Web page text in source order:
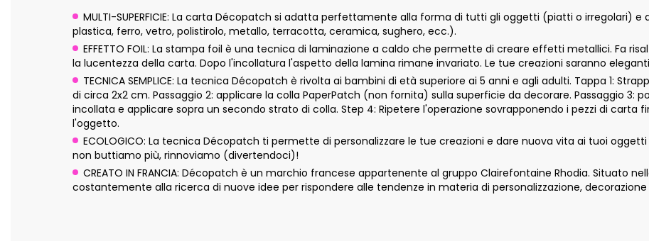
MULTI-SUPERFICIE: La carta Décopatch si adatta perfettamente alla forma di tutti gli oggetti (piatti o irregolari)
plastica, ferro, vetro, polistirolo, metallo, terracotta, ceramica, sughero, ecc.).
EFFETTO FOIL: La stampa foil è una tecnica di laminazione a caldo che permette di creare effetti metallici. Fa
la lucentezza della carta. Dopo l'incollatura l'aspetto della lamina rimane invariato. Le tue creazioni saranno
TECNICA SEMPLICE: La tecnica Décopatch è rivolta ai bambini di età superiore ai 5 anni e agli adulti. Tappa 1:
di circa 2x2 cm. Passaggio 2: applicare la colla PaperPatch (non fornita) sulla superficie da decorare. Passaggio 3:
incollata e applicare sopra un secondo strato di colla. Step 4: Ripetere l'operazione sovrapponendo i pezzi di
l'oggetto.
ECOLOGICO: La tecnica Décopatch ti permette di personalizzare le tue creazioni e dare nuova vita ai tuoi
non buttiamo più, rinnoviamo (divertendoci)!
CREATO IN FRANCIA: Décopatch è un marchio francese appartenente al gruppo Clairefontaine Rhodia. Situato
costantemente alla ricerca di nuove idee per rispondere alle tendenze in materia di personalizzazione,